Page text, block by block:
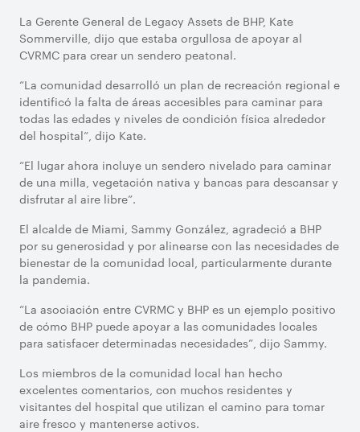
La Gerente General de Legacy Assets de BHP, Kate
Sommerville, dijo que estaba orgullosa de apoyar al
CVRMC para crear un sendero peatonal.
“La comunidad desarrolló un plan de recreación regional e
identificó la falta de áreas accesibles para caminar para
todas las edades y niveles de condición física alrededor
del hospital”, dijo Kate.
“El lugar ahora incluye un sendero nivelado para caminar
de una milla, vegetación nativa y bancas para descansar y
disfrutar al aire libre”.
El alcalde de Miami, Sammy González, agradeció a BHP
por su generosidad y por alinearse con las necesidades de
bienestar de la comunidad local, particularmente durante
la pandemia.
“La asociación entre CVRMC y BHP es un ejemplo positivo
de cómo BHP puede apoyar a las comunidades locales
para satisfacer determinadas necesidades”, dijo Sammy.
Los miembros de la comunidad local han hecho
excelentes comentarios, con muchos residentes y
visitantes del hospital que utilizan el camino para tomar
aire fresco y mantenerse activos.